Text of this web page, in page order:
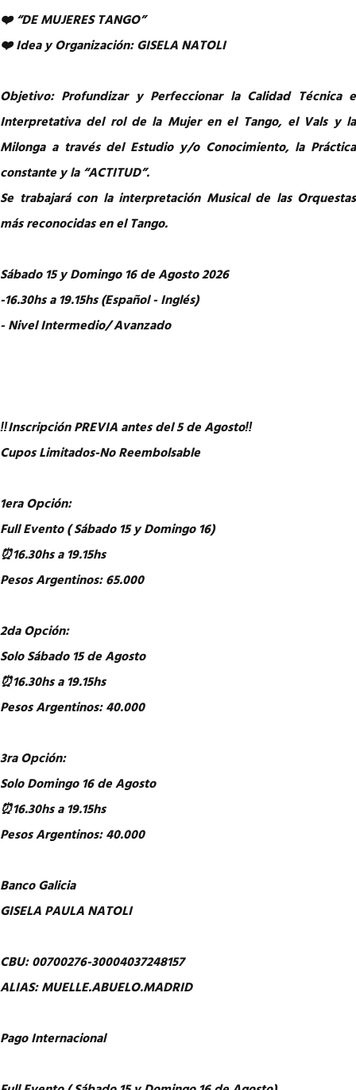
❤️ “DE MUJERES TANGO”
❤️ Idea y Organización: GISELA NATOLI
Objetivo: Profundizar y Perfeccionar la Calidad Técnica e
Interpretativa del rol de la Mujer en el Tango, el Vals y la
Milonga a través del Estudio y/o Conocimiento, la Práctica
constante y la “ACTITUD”.
Se trabajará con la interpretación Musical de las Orquestas
más reconocidas en el Tango.
Sábado 15 y Domingo 16 de Agosto 2026
-16.30hs a 19.15hs (Español - Inglés)
- Nivel Intermedio/ Avanzado
‼️Inscripción PREVIA antes del 5 de Agosto‼️
Cupos Limitados-No Reembolsable
1era Opción:
Full Evento ( Sábado 15 y Domingo 16)
⏰16.30hs a 19.15hs
Pesos Argentinos: 65.000
2da Opción:
Solo Sábado 15 de Agosto
⏰16.30hs a 19.15hs
Pesos Argentinos: 40.000
3ra Opción:
Solo Domingo 16 de Agosto
⏰16.30hs a 19.15hs
Pesos Argentinos: 40.000
Banco Galicia
GISELA PAULA NATOLI
CBU: 00700276-30004037248157
ALIAS: MUELLE.ABUELO.MADRID
Pago Internacional